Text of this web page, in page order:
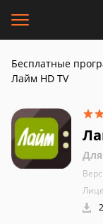
Бесплатные
Лайм HD TV
Для